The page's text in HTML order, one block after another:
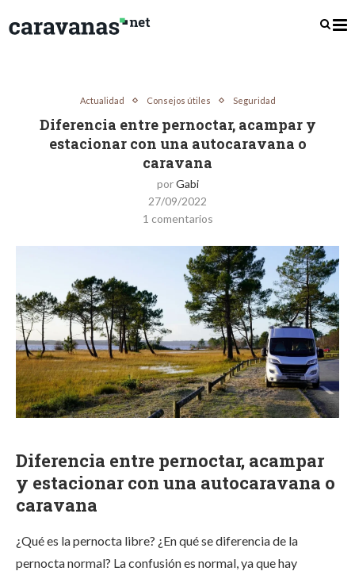
Actualidad Consejos útiles Seguridad
Diferencia entre pernoctar, acampar y
estacionar con una autocaravana o
caravana
porGabi
27/09/2022
1 comentarios
Diferencia entre pernoctar, acampar
y estacionar con una autocaravana o
caravana
¿Qué es la pernocta libre? ¿En qué se diferencia de la
pernocta normal? La confusión es normal, ya que hay